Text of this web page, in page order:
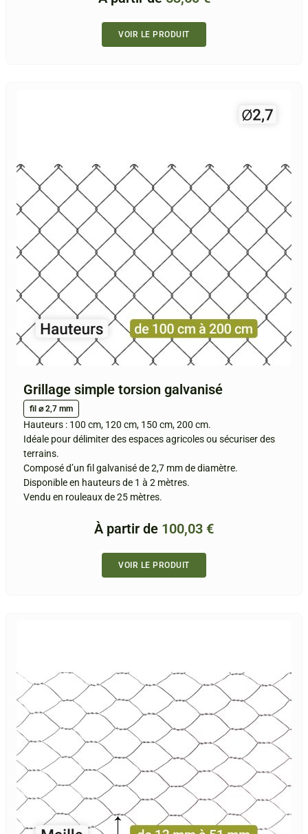
VOIR LE PRODUIT
Grillage simple torsion galvanisé
fil ⌀ 2,7 mm
Hauteurs : 100 cm, 120 cm, 150 cm, 200 cm.
Idéale pour délimiter des espaces agricoles ou sécuriser des
terrains.
Composé d’un fil galvanisé de 2,7 mm de diamètre.
Disponible en hauteurs de 1 à 2 mètres.
Vendu en rouleaux de 25 mètres.
À partir de 100,03 €
VOIR LE PRODUIT